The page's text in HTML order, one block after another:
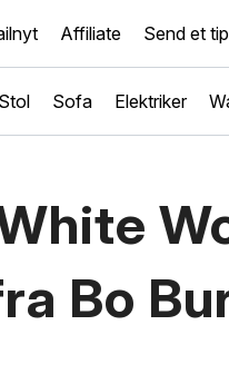
Affiliate Send et tip
Stol Sofa Elektriker
Bo